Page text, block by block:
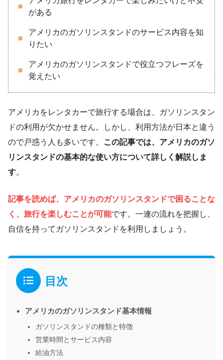
がある
アメリカのガソリンスタンドのサービス内容を知
りたい
アメリカのガソリンスタンドで役立つフレーズを
覚えたい
アメリカをレンタカーで旅行する場合は、ガソリンスタン
ドの利用が欠かせません。しかし、利用方法が日本と違う
ので戸惑う人も多いです。
この記事では、アメリカのガソ
リンスタンドの基本的な使い方について詳しく解説しま
す。
記事を読めば、アメリカのガソリンスタンドで困ることな
く、旅行を楽しむことが可能です。一連の流れを把握し、
自信を持ってガソリンスタンドを利用しましょう。
目次
アメリカのガソリンスタンド基本情報
ガソリンスタンドの種類と特徴
営業時間とサービス内容
給油方法